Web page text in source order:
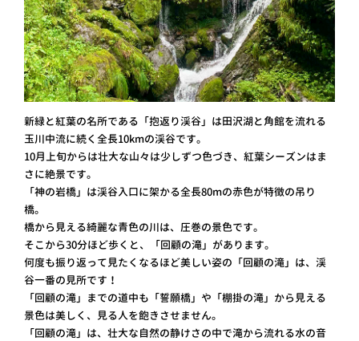
新緑と紅葉の名所である「抱返り渓谷」は田沢湖と角館を流れる
玉川中流に続く全長10kmの渓谷です。
10月上旬からは壮大な山々は少しずつ色づき、紅葉シーズンはま
さに絶景です。
「神の岩橋」は渓谷入口に架かる全長80mの赤色が特徴の吊り
橋。
橋から見える綺麗な青色の川は、圧巻の景色です。
そこから30分ほど歩くと、「回顧の滝」があります。
何度も振り返って見たくなるほど美しい姿の「回顧の滝」は、渓
谷一番の見所です！
「回顧の滝」までの道中も「誓願橋」や「棚掛の滝」から見える
景色は美しく、見る人を飽きさせません。
「回顧の滝」は、壮大な自然の静けさの中で滝から流れる水の音